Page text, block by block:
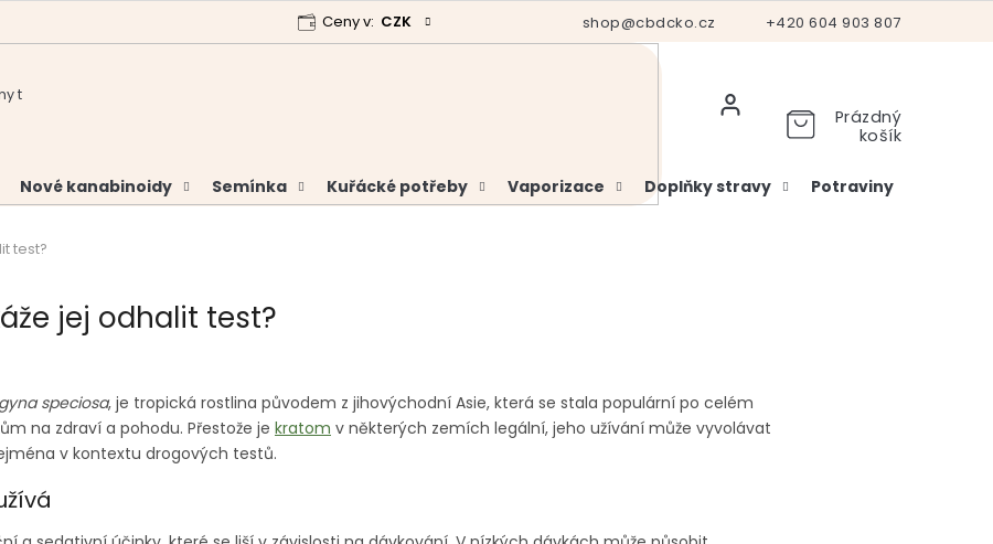
+420 604 903 807
shop@cbdcko.cz
Analýzy a certifikáty Hodnocení obchodu Vrácení a reklamace
Ceny v: CZK
Prázdný
košík
Nové kanabinoidy Semínka Kuřácké potřeby Vaporizace Doplňky stravy Potraviny
test?
jej odhalit test?
speciosa, je tropická rostlina původem z jihovýchodní Asie, která se stala populární po celém
na zdraví a pohodu. Přestože je kratom v některých zemích legální, jeho užívání může vyvolávat
v kontextu drogových testů.